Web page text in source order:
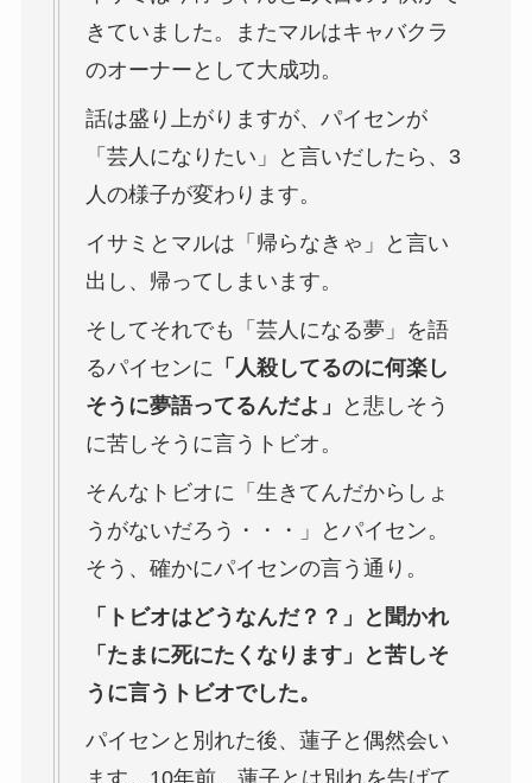
きていました。またマルはキャバクラ
のオーナーとして大成功。
話は盛り上がりますが、パイセンが
「芸人になりたい」と言いだしたら、3
人の様子が変わります。
イサミとマルは「帰らなきゃ」と言い
出し、帰ってしまいます。
そしてそれでも「芸人になる夢」を語
るパイセンに 「人殺してるのに何楽し
そうに夢語ってるんだよ」
と悲しそう
に苦しそうに言うトビオ。
そんなトビオに「生きてんだからしょ
うがないだろう・・・」とパイセン。
そう、確かにパイセンの言う通り。
「トビオはどうなんだ？？」と聞かれ
「たまに死にたくなります」と苦しそ
うに言うトビオでした。
パイセンと別れた後、蓮子と偶然会い